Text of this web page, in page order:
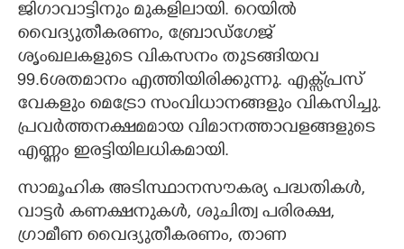
ജിഗാവാട്ടിനും മുകളിലായി. റെയിൽ
വൈദ്യുതീകരണം, ബ്രോഡ്ഗേജ്
ശൃംഖലകളുടെ വികസനം തുടങ്ങിയവ
99.6ശതമാനം എത്തിയിരിക്കുന്നു. എക്സ്‌‌പ്രസ്
വേകളും മെട്രോ സംവിധാനങ്ങളും വികസിച്ചു.
പ്രവർത്തനക്ഷമമായ വിമാനത്താവളങ്ങളുടെ
എണ്ണം ഇരട്ടിയിലധികമായി.
സാമൂഹിക അടിസ്ഥാനസൗകര്യ പദ്ധതികൾ,
വാട്ടർ കണക്ഷനുകൾ, ശുചിത്വ പരിരക്ഷ,
ഗ്രാമീണ വൈദ്യുതീകരണം, താണ